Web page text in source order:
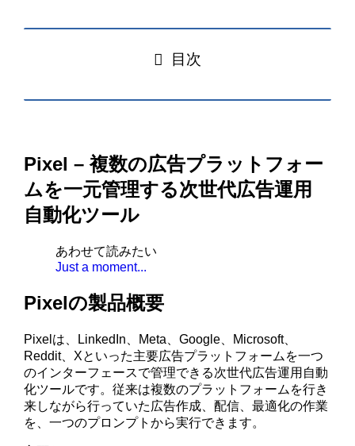
目次
Pixel – 複数の広告プラットフォー
ムを一元管理する次世代広告運用
自動化ツール
あわせて読みたい
Just a moment...
Pixelの製品概要
Pixelは、LinkedIn、Meta、Google、Microsoft、
Reddit、Xといった主要広告プラットフォームを一つ
のインターフェースで管理できる次世代広告運用自動
化ツールです。従来は複数のプラットフォームを行き
来しながら行っていた広告作成、配信、最適化の作業
を、一つのプロンプトから実行できます。